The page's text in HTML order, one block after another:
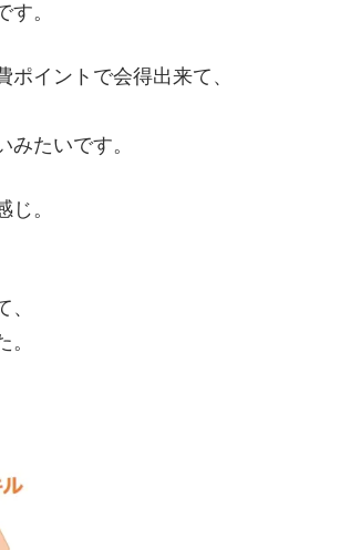
。
イントで会得出来て、
たいです。
。